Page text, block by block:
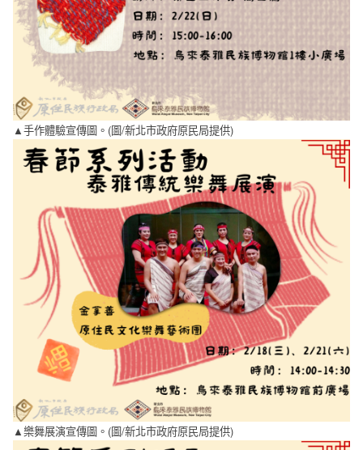
▲手作體驗宣傳圖。(圖/新北市政府原民局提供)
▲樂舞展演宣傳圖。(圖/新北市政府原民局提供)